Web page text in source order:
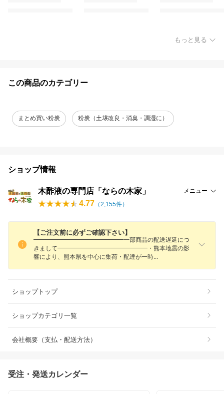
もっと見る
この商品のカテゴリー
まとめ買い粉炭 粉炭（土壌改良・消臭・調湿に）
ショップ情報
木酢液の専門店「ならの木家」 メニュー
4.77 （2,155件）
【ご注文前に必ずご確認下さい】
━━━━━━━━━━━━━━━一部商品の配送遅延につ
きまして━━━━━━━━━━━━━━━・熊本地震の影
響により、熊本県を中心に集荷・配達が一時
ショップトップ
ショップカテゴリ一覧
会社概要（支払・配送方法）
受注・発送カレンダー